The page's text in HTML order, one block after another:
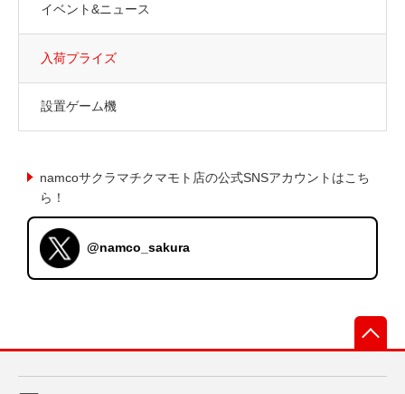
イベント&ニュース
入荷プライズ
設置ゲーム機
namcoサクラマチクマモト店の公式SNSアカウントはこち
ら！
@namco_sakura